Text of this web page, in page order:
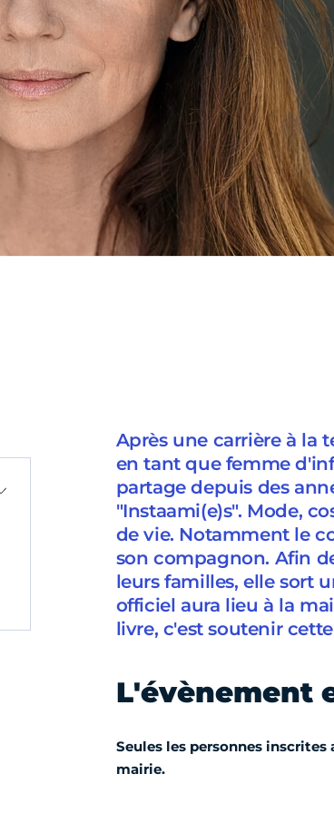
Après une carrière à la
en tant que femme
partage depuis des
"Instaami(e)s". Mode,
de vie. Notamment le
son compagnon. Afin
leurs familles, elle sort
officiel aura lieu à la
livre, c'est soutenir
L'évènement
Seules les personnes inscrites
mairie.